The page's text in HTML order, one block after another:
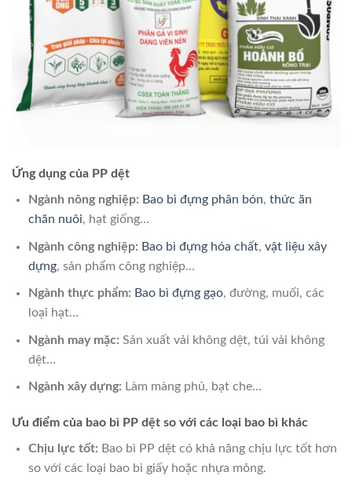
Ứng dụng của PP dệt
Ngành nông nghiệp: Bao bì đựng phân bón, thức ăn
chăn nuôi, hạt giống…
Ngành công nghiệp: Bao bì đựng hóa chất, vật liệu xây
dựng, sản phẩm công nghiệp…
Ngành thực phẩm: Bao bì đựng gạo, đường, muối, các
loại hạt…
Ngành may mặc: Sản xuất vải không dệt, túi vải không
dệt…
Ngành xây dựng: Làm màng phủ, bạt che…
Ưu điểm của bao bì PP dệt so với các loại bao bì khác
Chịu lực tốt: Bao bì PP dệt có khả năng chịu lực tốt hơn
so với các loại bao bì giấy hoặc nhựa mỏng.